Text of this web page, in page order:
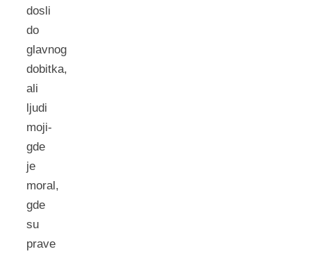
dosli
do
glavnog
dobitka,
ali
ljudi
moji-
gde
je
moral,
gde
su
prave